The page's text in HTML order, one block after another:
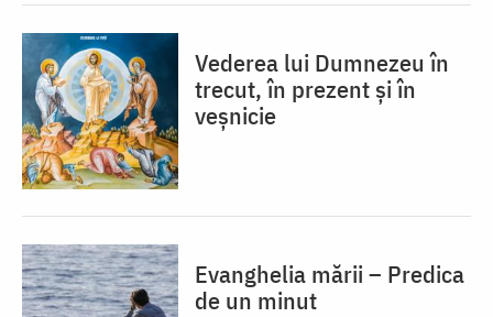
Vederea lui Dumnezeu în
trecut, în prezent și în
veșnicie
Evanghelia mării – Predica
de un minut